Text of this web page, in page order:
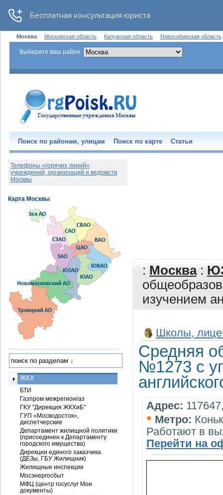
Москва Московская область Калужская область Новосибирская область
Выберите ваш район:
Поиск по районам, улицам Поиск по карте Статьи
: Москва:
изучением
Школы,
Средняя
№1273 с
Адрес:
• Метро:
Работают в
Перейти на
Телефоны «горячих линий»
учреждений, организаций и ведомств
Москвы
ЖКХ
БТИ
Газпром межрегионгаз
ГКУ "Дирекция ЖКХиБ"
ГУП «Мосводосток»,
диспетчерские
Департамент жилищной политики
(присоединен к Департаменту
городского имущества)
Дирекции единого заказчика
(ДЕЗы, ГБУ Жилищник)
Жилищные инспекции
Мосэнергосбыт
МФЦ (центр госуслуг Мои
документы)